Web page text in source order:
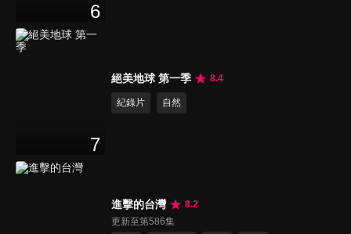
6
7
絕美地球 第一季 8.4
紀錄片 自然
進擊的台灣
8.2
更新至第586集